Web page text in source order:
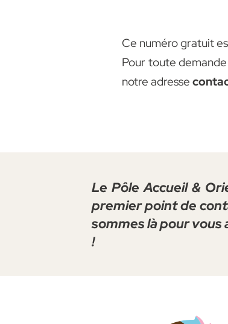
Ce numéro gratuit
Pour toute
notre adresse
Le Pôle Accueil &
premier point de
sommes là pour vous
!